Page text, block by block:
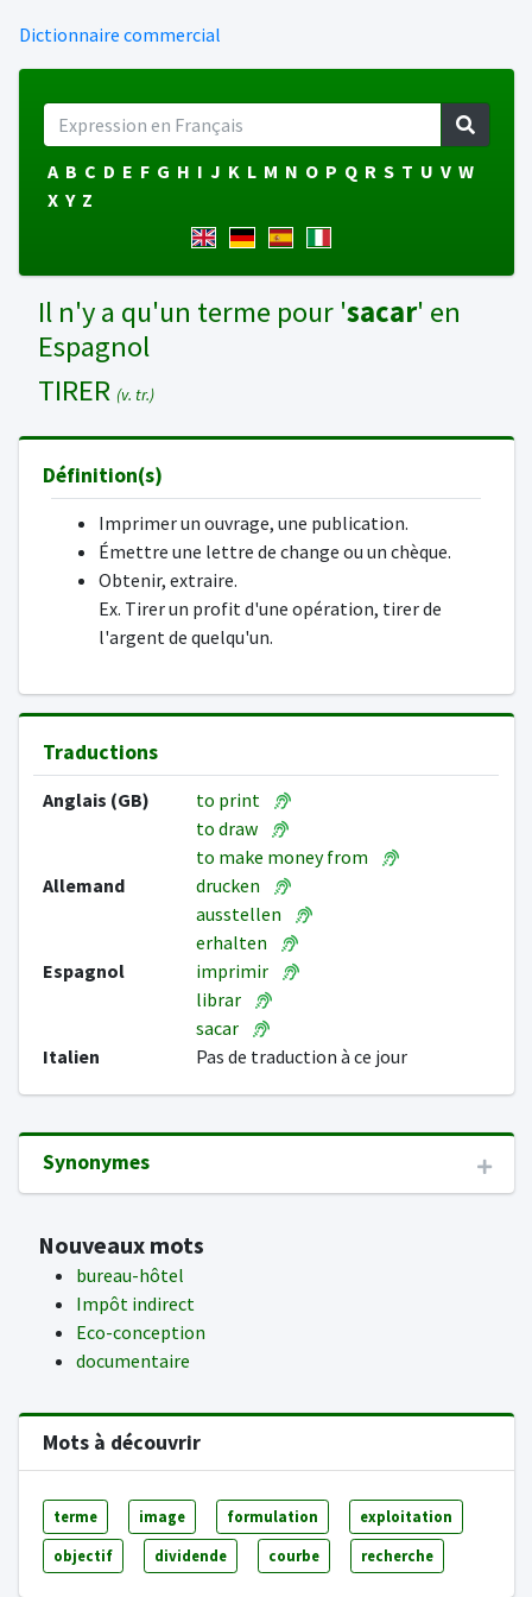
Dictionnaire commercial
A B C D E F G H I J K L M N O P Q R S T U V W
X Y Z
Il n'y a qu'un terme pour 'sacar' en
Espagnol
TIRER (v. tr.)
Définition(s)
Imprimer un ouvrage, une publication.
Émettre une lettre de change ou un chèque.
Obtenir, extraire.
Ex. Tirer un profit d'une opération, tirer de
l'argent de quelqu'un.
Traductions
Anglais (GB)
to print
to draw
to make money from
Allemand
drucken
ausstellen
erhalten
Espagnol
imprimir
librar
sacar
Italien
Pas de traduction à ce jour
Synonymes
Nouveaux mots
bureau-hôtel
Impôt indirect
Eco-conception
documentaire
Mots à découvrir
terme image formulation exploitation
objectif dividende courbe recherche